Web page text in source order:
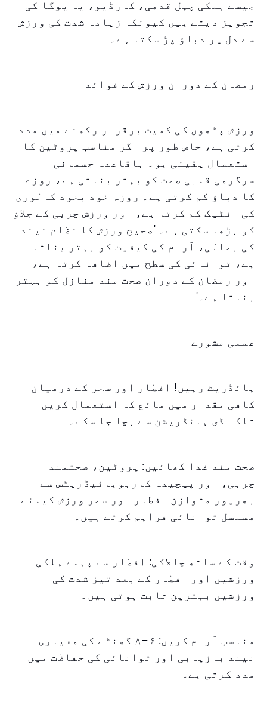
جیسے ہلکی چہل قدمی، کارڈیو، یا یوگا کی
تجویز دیتے ہیں کیونکہ زیادہ شدت کی ورزش
سے دل پر دباؤ پڑ سکتا ہے۔
رمضان کے دوران ورزش کے فوائد
ورزش پٹھوں کی کمیت برقرار رکھنے میں مدد
کرتی ہے، خاص طور پر اگر مناسب پروٹین کا
استعمال یقینی ہو۔ باقاعدہ جسمانی
سرگرمی قلبی صحت کو بہتر بناتی ہے، روزے
کا دباؤ کم کرتی ہے۔ روزہ خود بخود کالوری
کی انٹیک کم کرتا ہے، اور ورزش چربی کے جلاؤ
کو بڑھا سکتی ہے۔ 'صحیح ورزش کا نظام نیند
کی بحالی، آرام کی کیفیت کو بہتر بناتا
ہے، توانائی کی سطح میں اضافہ کرتا ہے،
اور رمضان کے دوران صحت مند منازل کو بہتر
بناتا ہے۔'
عملی مشورے
ہائڈریٹ رہیں! افطار اور سحر کے درمیان
کافی مقدار میں مائع کا استعمال کریں
تاکہ ڈی ہائڈریشن سے بچا جا سکے۔
صحت مند غذا کھائیں: پروٹین، صحتمند
چربی، اور پیچیدہ کاربوہائیڈریٹس سے
بھرپور متوازن افطار اور سحر ورزش کیلئے
مسلسل توانائی فراہم کرتے ہیں۔
وقت کے ساتھ چالاکی: افطار سے پہلے ہلکی
ورزشیں اور افطار کے بعد تیز شدت کی
ورزشیں بہترین ثابت ہوتی ہیں۔
مناسب آرام کریں: ۶–۸ گھنٹے کی معیاری
نیند بازیابی اور توانائی کی حفاظت میں
مدد کرتی ہے۔